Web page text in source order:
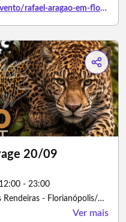
https://www.sympla.com.br/evento/rafael-aragao-em-florianopolis-sc/3379947
20/09
- 23:00
Santa Club Lagoa, Avenida das Rendeiras - Florianópolis/Santa Catarina
Ver mais